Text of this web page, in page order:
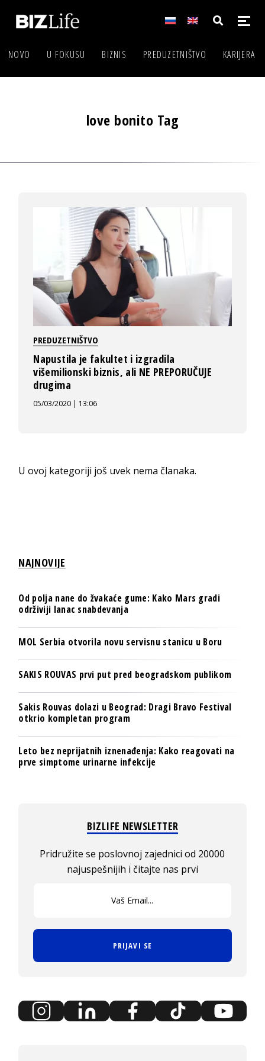
NOVO U FOKUSU BIZNIS PREDUZETNIŠTVO KARIJERA
love bonito Tag
PREDUZETNIŠTVO
Napustila je fakultet i izgradila
višemilionski biznis, ali NE PREPORUČUJE
drugima
05/03/2020 | 13:06
U ovoj kategoriji još uvek nema članaka.
NAJNOVIJE
Od polja nane do žvakaće gume: Kako Mars gradi
održiviji lanac snabdevanja
MOL Serbia otvorila novu servisnu stanicu u Boru
SAKIS ROUVAS prvi put pred beogradskom publikom
Sakis Rouvas dolazi u Beograd: Dragi Bravo Festival
otkrio kompletan program
Leto bez neprijatnih iznenađenja: Kako reagovati na
prve simptome urinarne infekcije
BIZLIFE NEWSLETTER
Pridružite se poslovnoj zajednici od 20000
najuspešnijih i čitajte nas prvi
PRIJAVI SE